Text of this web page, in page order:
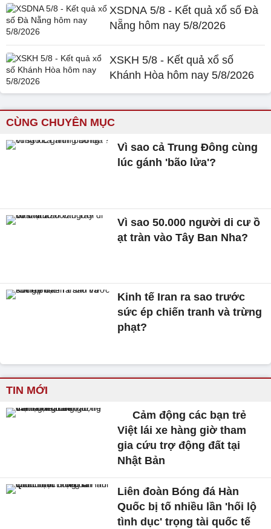
XSDNA 5/8 - Kết quả xổ số Đà
Nẵng hôm nay 5/8/2026
XSKH 5/8 - Kết quả xổ số
Khánh Hòa hôm nay 5/8/2026
CÙNG CHUYÊN MỤC
Vì sao cả Trung Đông cùng
lúc gánh 'bão lửa'?
Vì sao 50.000 người di cư ồ
ạt tràn vào Tây Ban Nha?
Kinh tế Iran ra sao trước
sức ép chiến tranh và trừng
phạt?
TIN MỚI
Cảm động các bạn trẻ
Việt lái xe hàng giờ tham
gia cứu trợ động đất tại
Nhật Bản
Liên đoàn Bóng đá Hàn
Quốc bị tố nhiều lần 'hối lộ
tình dục' trọng tài quốc tế